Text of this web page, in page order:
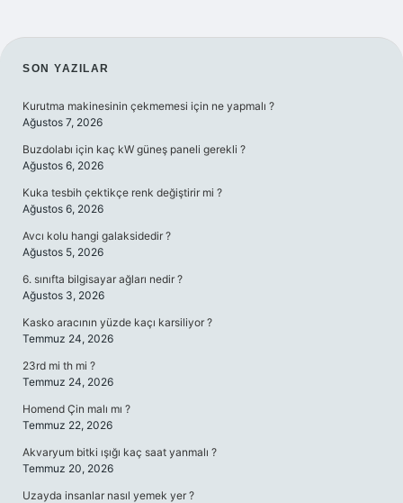
SIDEBAR
SON YAZILAR
Kurutma makinesinin çekmemesi için ne yapmalı ?
Ağustos 7, 2026
Buzdolabı için kaç kW güneş paneli gerekli ?
Ağustos 6, 2026
Kuka tesbih çektikçe renk değiştirir mi ?
Ağustos 6, 2026
Avcı kolu hangi galaksidedir ?
Ağustos 5, 2026
6. sınıfta bilgisayar ağları nedir ?
Ağustos 3, 2026
Kasko aracının yüzde kaçı karsiliyor ?
Temmuz 24, 2026
23rd mi th mi ?
Temmuz 24, 2026
Homend Çin malı mı ?
Temmuz 22, 2026
Akvaryum bitki ışığı kaç saat yanmalı ?
Temmuz 20, 2026
Uzayda insanlar nasıl yemek yer ?